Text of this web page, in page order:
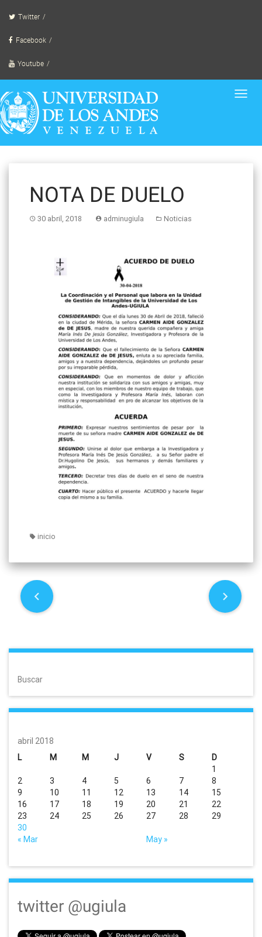
Twitter
Facebook
Youtube
NOTA DE DUELO
30 abril, 2018 adminugiula Noticias
inicio
P
s
n
a
v
g
a
o
n
Buscar
abril 2018
L
M M J V S D
« Mar May »
1
2
3 4 5 6 7
8
9
10 11 12 13 14
15
16
17 18 19 20 21
22
23
24 25 26 27 28
29
30
twitter @ugiula